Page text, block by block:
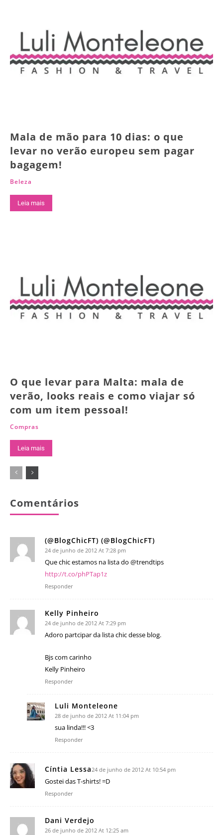
Mala de mão para 10 dias: o que
levar no verão europeu sem pagar
bagagem!
Beleza
Leia mais
O que levar para Malta: mala de
verão, looks reais e como viajar só
com um item pessoal!
Compras
Leia mais
Comentários
(@BlogChicFT) (@BlogChicFT)
24 de junho de 2012 At 7:28 pm
Que chic estamos na lista do @trendtips
http://t.co/phPTap1z
Responder
Kelly Pinheiro
24 de junho de 2012 At 7:29 pm
Adoro partcipar da lista chic desse blog.
Bjs com carinho
Kelly Pinheiro
Responder
Luli Monteleone
28 de junho de 2012 At 11:04 pm
sua linda!!! <3
Responder
Cíntia Lessa 24 de junho de 2012 At 10:54 pm
Gostei das T-shirts! =D
Responder
Dani Verdejo
26 de junho de 2012 At 12:25 am